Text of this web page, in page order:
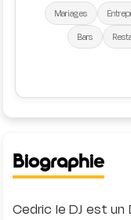
Mariages
Bars
Biographie
Cedric le DJ est